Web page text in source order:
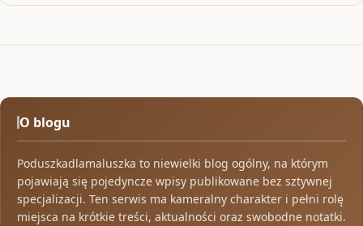
O blogu
Poduszkadlamaluszka to niewielki blog ogólny, na którym
pojawiają się pojedyncze wpisy publikowane bez sztywnej
specjalizacji. Ten serwis ma kameralny charakter i pełni rolę
miejsca na krótkie treści, aktualności oraz swobodne notatki.